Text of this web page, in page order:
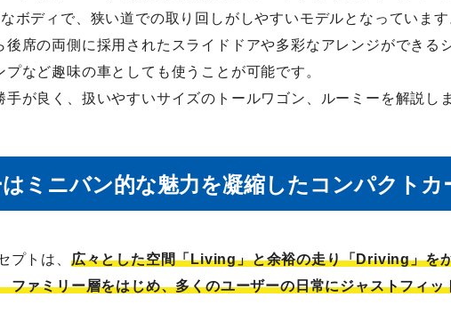
ボディで、狭い道での取り回しがしやすいモデルとなっています
後席の両側に採用されたスライドドアや多彩なアレンジができる
など趣味の車としても使うことが可能です。
が良く、扱いやすいサイズのトールワゴン、ルーミーを解説しま
はミニバン的な魅力を凝縮したコンパクトカ
プトは、 広々とした空間「Living」と余裕の走り「Driving」を
ファミリー層をはじめ、多くのユーザーの日常にジャストフィ